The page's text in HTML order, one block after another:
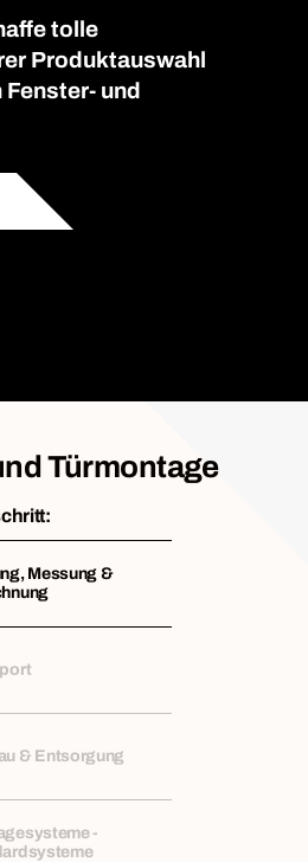
tolle
Produktauswahl
und
Türmontage
Messung &
& Entsorgung
-